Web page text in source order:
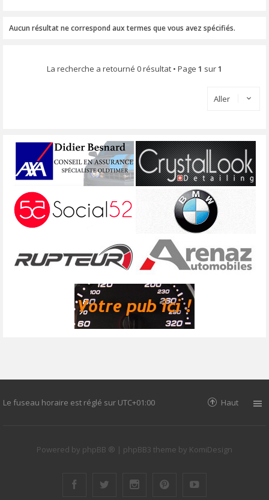
Aucun résultat ne correspond aux termes que vous avez spécifiés.
La recherche a retourné 0 résultat • Page 1 sur1
Aller
Le fuseau horaire est réglé sur UTC+01:00 Haut
Powered by phpBB ® | phpBB3 theme by KomiDesign